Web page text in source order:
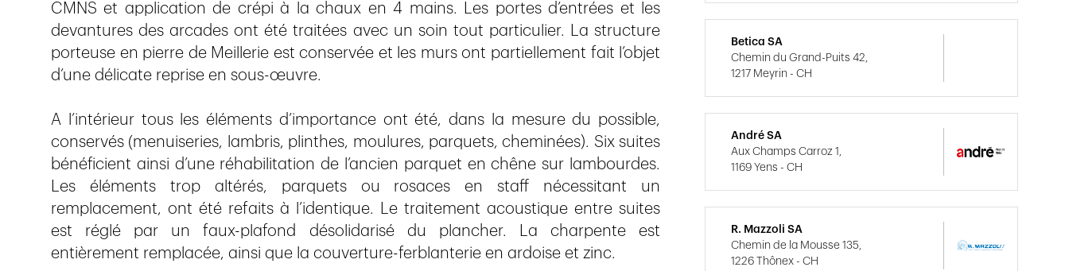
CMNS et application de crépi à la chaux en 4 mains. Les portes d’entrées et les
devantures des arcades ont été traitées avec un soin tout particulier. La structure
porteuse en pierre de Meillerie est conservée et les murs ont partiellement fait l’objet
d’une délicate reprise en sous-œuvre.
A l’intérieur tous les éléments d’importance ont été, dans la mesure du possible,
conservés (menuiseries, lambris, plinthes, moulures, parquets, cheminées). Six suites
bénéficient ainsi d’une réhabilitation de l’ancien parquet en chêne sur lambourdes.
Les éléments trop altérés, parquets ou rosaces en staff nécessitant un
remplacement, ont été refaits à l’identique. Le traitement acoustique entre suites
est réglé par un faux-plafond désolidarisé du plancher. La charpente est
entièrement remplacée, ainsi que la couverture-ferblanterie en ardoise et zinc.
Betica SA
Chemin du Grand-Puits 42,
1217 Meyrin - CH
André SA
Aux Champs Carroz 1,
1169 Yens - CH
R. Mazzoli SA
Chemin de la Mousse 135,
1226 Thônex - CH